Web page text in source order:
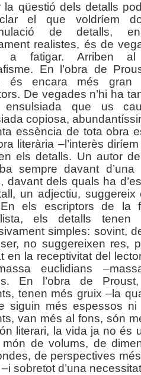
la qüestió dels detalls
el que voldríem
de detalls,
realistes, és de
a fatigar. Arriben al
En l’obra de
és encara més gran
De vegades n’hi ha
ensulsiada que us
copiosa,
essència de tota obra
literària –l’interès
els detalls. Un autor
sempre davant
davant dels quals ha
un adjectiu,
els escriptors de la
els detalls
simples: sovint,
no suggereixen res,
en la receptivitat del
euclidians
En l’obra de
tenen més gruix –la
siguin més espessos
van més al fons, són
literari, la vida ja no és
de volums, de
de perspectives
sobretot d’una